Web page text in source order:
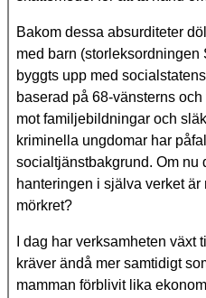
Bakom dessa absurditeter
med barn
byggts upp med
baserad på 68-vänsterns
mot familjebildningar och
kriminella ungdomar har
socialtjänstbakgrund. Om nu
hanteringen i själva verket är
mörkret?
I dag har verksamheten
kräver ändå mer samtidigt
mamman förblivit lika